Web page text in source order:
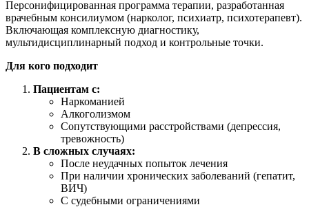
Персонифицированная программа терапии, разработанная
врачебным консилиумом (нарколог, психиатр, психотерапевт).
Включающая комплексную диагностику,
мультидисциплинарный подход и контрольные точки.
Для кого подходит
Пациентам с:
Наркоманией
Алкоголизмом
Сопутствующими расстройствами (депрессия,
тревожность)
В сложных случаях:
После неудачных попыток лечения
При наличии хронических заболеваний (гепатит,
ВИЧ)
С судебными ограничениями